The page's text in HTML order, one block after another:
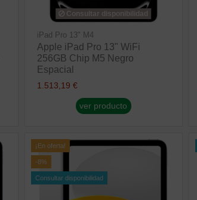
Consultar disponibilidad
iPad Pro 13" M4
Apple iPad Pro 13" WiFi
256GB Chip M5 Negro
Espacial
1.513,19 €
ver producto
¡En oferta!
-8%
Consultar disponibilidad